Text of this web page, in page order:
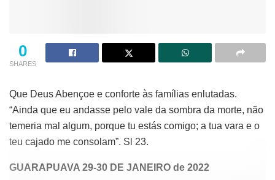
0
SHARES
Que Deus Abençoe e conforte às famílias enlutadas.
“Ainda que eu andasse pelo vale da sombra da morte, não
temeria mal algum, porque tu estás comigo; a tua vara e o
teu cajado me consolam”. Sl 23.
GUARAPUAVA 29-30 DE JANEIRO de 2022